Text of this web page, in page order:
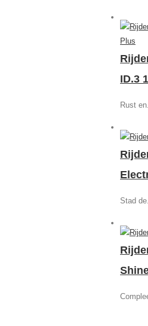
ID.3
Rust
Stad